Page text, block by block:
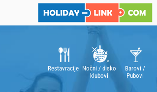
Restavracije Nočni / disko
klubovi
Barovi /
Pubovi